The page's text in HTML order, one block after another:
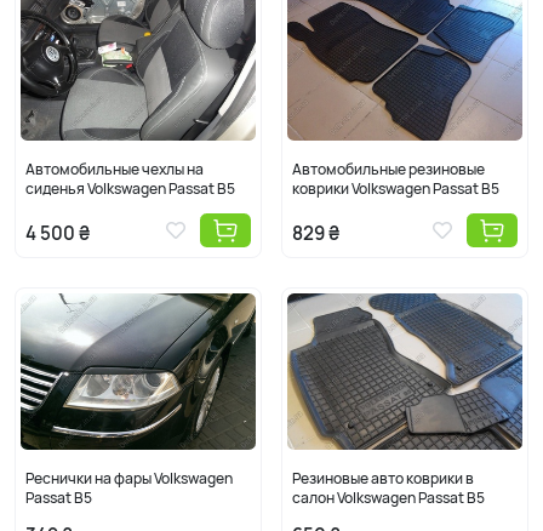
Автомобильные чехлы на
сиденья Volkswagen Passat B5
4 500 ₴
Автомобильные резиновые
коврики Volkswagen Passat B5
829 ₴
Реснички на фары Volkswagen
Passat B5
Резиновые авто коврики в
салон Volkswagen Passat B5